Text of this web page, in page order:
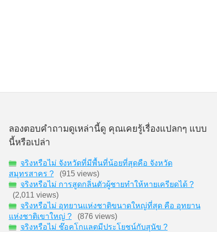
ลองตอบคำถามดูเหล่านี้ดู คุณเคยรู้เรื่องแปลกๆ แบบ
นี้หรือเปล่า
จริงหรือไม่ จังหวัดที่มีพื้นที่น้อยที่สุดคือ จังหวัด
สมุทรสาคร ?(915 views)
จริงหรือไม่ การสูดกลิ่นตัวผู้ชายทำให้หายเครียดได้ ?
(2,011 views)
จริงหรือไม่ อุทยานแห่งชาติขนาดใหญ่ที่สุด คือ อุทยาน
แห่งชาติเขาใหญ่ ?(876 views)
จริงหรือไม่ ช๊อคโกแลตมีประโยชน์กับสุนัข ?